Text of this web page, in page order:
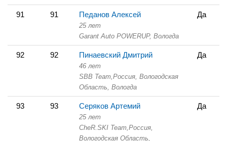
91 91 Педанов Алексей
25 лет
Garant Auto POWERUP, Вологда
Да
92 92 Пинаевский Дмитрий
46 лет
SBB Team, Россия, Вологодская
Область, Вологда
Да
93 93 Серяков Артемий
25 лет
CheR.SKI Team, Россия,
Вологодская Область,
Да